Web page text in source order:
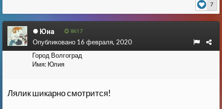
7
Юна 8617
Город Волгоград
Имя: Юлия
Опубликовано 16 февраля, 2020
Лялик шикарно смотрится!